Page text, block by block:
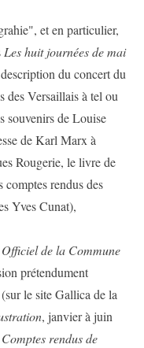
et en particulier,
Les huit journées de mai
du concert du
des Versaillais à tel ou
souvenirs de Louise
de Karl Marx à
Rougerie, le livre de
rendus des
Yves Cunat),
de la Commune
prétendument
le site Gallica de la
, janvier à juin
Comptes rendus de